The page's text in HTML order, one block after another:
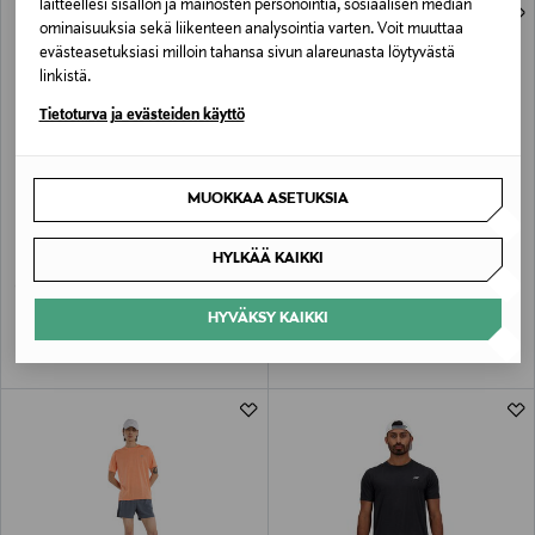
laitteellesi sisällön ja mainosten personointia, sosiaalisen median
ominaisuuksia sekä liikenteen analysointia varten. Voit muuttaa
evästeasetuksiasi milloin tahansa sivun alareunasta löytyvästä
linkistä.
Tietoturva ja evästeiden käyttö
MUOKKAA ASETUKSIA
HYLKÄÄ KAIKKI
HYVÄKSY KAIKKI
ETUKUPONKITUOTE
NEW BALANCE
ETUKUPONKITUOTE
NEW BALANCE
Trackside Fleece -housut